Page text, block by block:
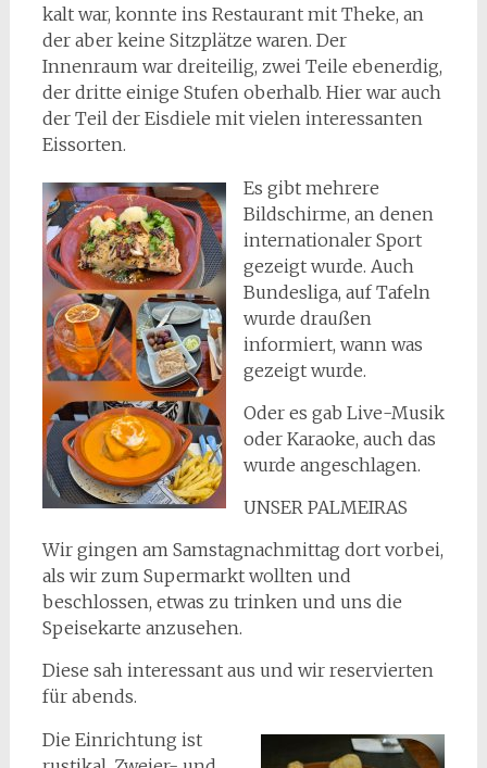
kalt war, konnte ins Restaurant mit Theke, an
der aber keine Sitzplätze waren. Der
Innenraum war dreiteilig, zwei Teile ebenerdig,
der dritte einige Stufen oberhalb. Hier war auch
der Teil der Eisdiele mit vielen interessanten
Eissorten.
Es gibt mehrere
Bildschirme, an denen
internationaler Sport
gezeigt wurde. Auch
Bundesliga, auf Tafeln
wurde draußen
informiert, wann was
gezeigt wurde.
Oder es gab Live-Musik
oder Karaoke, auch das
wurde angeschlagen.
UNSER PALMEIRAS
Wir gingen am Samstagnachmittag dort vorbei,
als wir zum Supermarkt wollten und
beschlossen, etwas zu trinken und uns die
Speisekarte anzusehen.
Diese sah interessant aus und wir reservierten
für abends.
Die Einrichtung ist